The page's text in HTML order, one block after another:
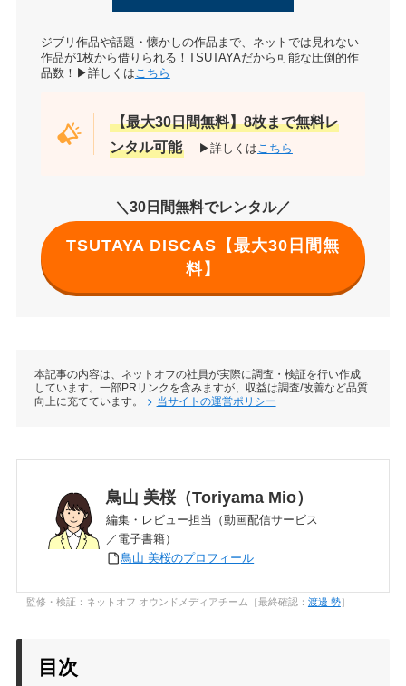
ジブリ作品や話題・懐かしの作品まで、ネットでは見れない
作品が1枚から借りられる！TSUTAYAだから可能な圧倒的作
品数！▶詳しくは こちら
【最大30日間無料】8枚まで無料レ
ンタル可能
▶詳しくはこちら
＼30日間無料でレンタル／
TSUTAYA DISCAS【最大30日間無
料】
本記事の内容は、ネットオフの社員が実際に調査・検証を行い作成
しています。一部PRリンクを含みますが、収益は調査/改善など品質
向上に充てています。
当サイトの運営ポリシー
鳥山 美桜（Toriyama Mio）
編集・レビュー担当（動画配信サービス
／電子書籍）
鳥山 美桜のプロフィール
監修・検証：ネットオフ オウンドメディアチーム［最終確認： 渡邊 勢］
目次